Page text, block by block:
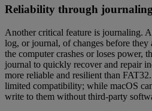
Reliability through journaling
Another critical feature is journaling.
log, or journal, of changes before
the computer crashes or loses power,
journal to quickly recover and repair
more reliable and resilient than
limited compatibility; while macOS
write to them without third-party